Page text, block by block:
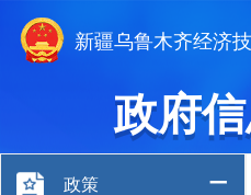
新疆乌鲁木齐经济
政府
政策